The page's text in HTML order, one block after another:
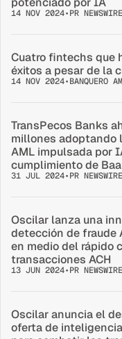
14 NOV 2024•PR NEWSWIRE
Cuatro fintechs que
éxitos a pesar de la
14 NOV 2024•BANQUERO
TransPecos Banks
millones adoptando
AML impulsada por
cumplimiento de
31 JUL 2024•PR NEWSWIRE
Oscilar lanza una
detección de fraude
en medio del rápido
transacciones ACH
13 JUN 2024•PR NEWSWIRE
Oscilar anuncia el
oferta de